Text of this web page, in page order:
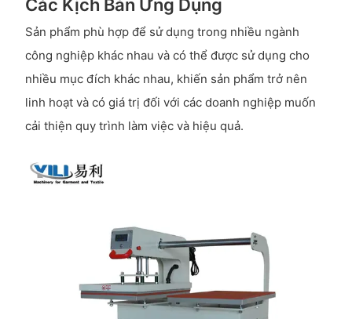
Các Kịch Bản Ứng Dụng
Sản phẩm phù hợp để sử dụng trong nhiều ngành
công nghiệp khác nhau và có thể được sử dụng cho
nhiều mục đích khác nhau, khiến sản phẩm trở nên
linh hoạt và có giá trị đối với các doanh nghiệp muốn
cải thiện quy trình làm việc và hiệu quả.